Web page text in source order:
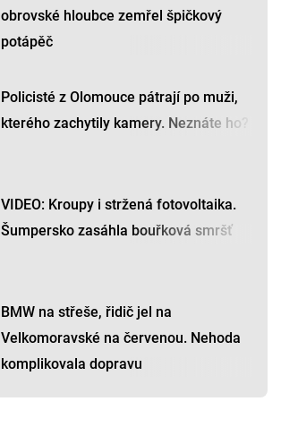
obrovské hloubce zemřel špičkový
potápěč
Policisté z Olomouce pátrají po muži,
kterého zachytily kamery. Neznáte ho?
VIDEO: Kroupy i stržená fotovoltaika.
Šumpersko zasáhla bouřková smršť
BMW na střeše, řidič jel na
Velkomoravské na červenou. Nehoda
komplikovala dopravu